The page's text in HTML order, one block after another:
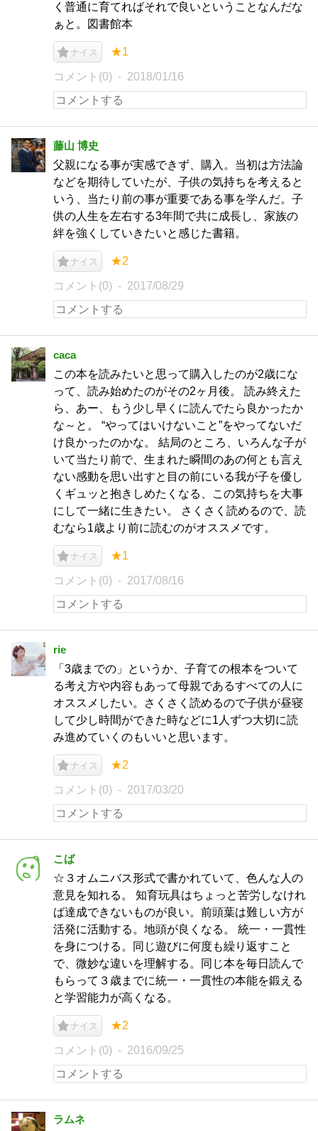
く普通に育てればそれで良いということなんだな
ぁと。図書館本
ナイス ★1
コメント(0) 2018/01/16
藤山 博史
父親になる事が実感できず、購入。当初は方法論
などを期待していたが、子供の気持ちを考えると
いう、当たり前の事が重要である事を学んだ。子
供の人生を左右する3年間で共に成長し、家族の
絆を強くしていきたいと感じた書籍。
ナイス ★2
コメント(0) 2017/08/29
caca
この本を読みたいと思って購入したのが2歳にな
って、読み始めたのがその2ヶ月後。 読み終えた
ら、あー、もう少し早くに読んでたら良かったか
な～と。 “やってはいけないこと”をやってないだ
け良かったのかな。 結局のところ、いろんな子が
いて当たり前で、生まれた瞬間のあの何とも言え
ない感動を思い出すと目の前にいる我が子を優し
くギュッと抱きしめたくなる、この気持ちを大事
にして一緒に生きたい。 さくさく読めるので、読
むなら1歳より前に読むのがオススメです。
ナイス ★1
コメント(0) 2017/08/16
rie
「3歳までの」というか、子育ての根本をついて
る考え方や内容もあって母親であるすべての人に
オススメしたい。さくさく読めるので子供が昼寝
して少し時間ができた時などに1人ずつ大切に読
み進めていくのもいいと思います。
ナイス ★2
コメント(0) 2017/03/20
こば
☆３オムニバス形式で書かれていて、色んな人の
意見を知れる。 知育玩具はちょっと苦労しなけれ
ば達成できないものが良い。前頭葉は難しい方が
活発に活動する。地頭が良くなる。 統一・一貫性
を身につける。同じ遊びに何度も繰り返すこと
で、微妙な違いを理解する。同じ本を毎日読んで
もらって３歳までに統一・一貫性の本能を鍛える
と学習能力が高くなる。
ナイス ★2
コメント(0) 2016/09/25
ラムネ